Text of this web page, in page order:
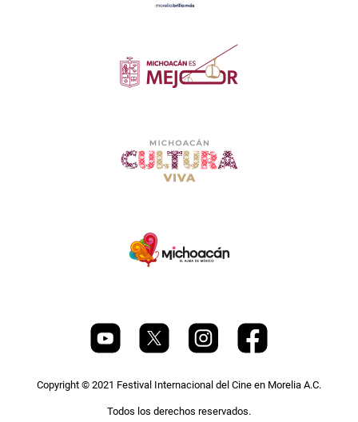
Copyright © 2021 Festival Internacional del Cine en Morelia A.C.
Todos los derechos reservados.